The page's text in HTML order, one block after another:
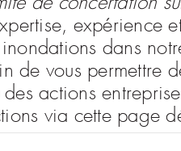
expérience
dans
de vous permettre
actions
via cette page